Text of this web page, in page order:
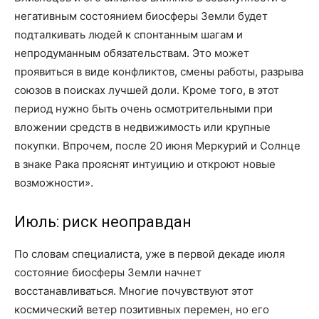
негативным состоянием биосферы Земли будет
подталкивать людей к спонтанным шагам и
непродуманным обязательствам. Это может
проявиться в виде конфликтов, смены работы, разрыва
союзов в поисках лучшей доли. Кроме того, в этот
период нужно быть очень осмотрительными при
вложении средств в недвижимость или крупные
покупки. Впрочем, после 20 июня Меркурий и Солнце
в знаке Рака прояснят интуицию и откроют новые
возможности».
Июль: риск неоправдан
По словам специалиста, уже в первой декаде июля
состояние биосферы Земли начнет
восстанавливаться. Многие почувствуют этот
космический ветер позитивных перемен, но его